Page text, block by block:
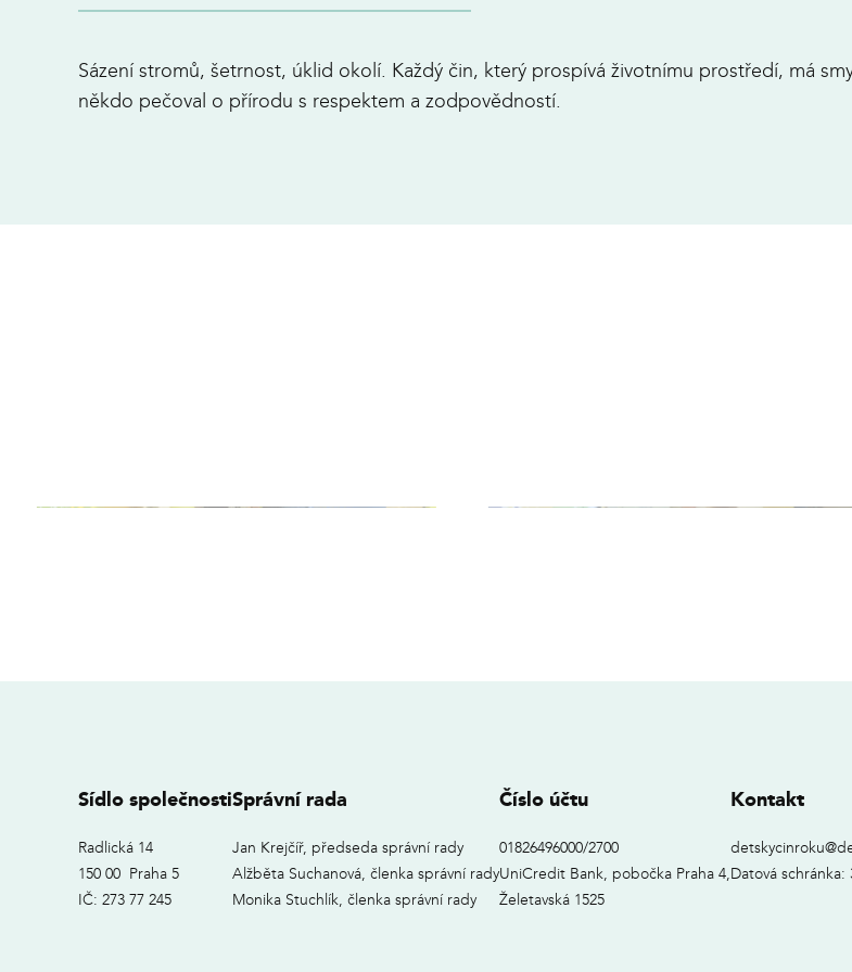
Sázení stromů, šetrnost, úklid okolí. Každý čin, který prospívá životnímu prostředí, má
někdo pečoval o přírodu s respektem a zodpovědností.
Sídlo společnosti
Radlická 14
150 00 Praha 5
IČ: 273 77 245
Správní rada
Jan Krejčíř, předseda správní rady
Alžběta Suchanová, členka správní rady
Monika Stuchlík, členka správní rady
Číslo účtu
01826496000/2700
UniCredit Bank, pobočka Praha 4,
Želetavská 1525
Kontakt
Datová schránka: